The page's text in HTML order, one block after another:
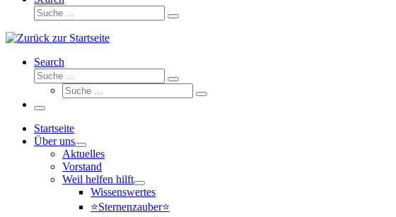
Suche
Suche
Search
Suche
Suche
Suche
Suche
Menü
Startseite
Über uns
Aktuelles
Vorstand
Weil helfen hilft
Wissenswertes
⭐Sternenzauber⭐